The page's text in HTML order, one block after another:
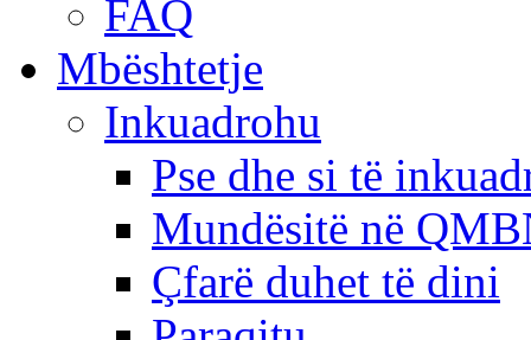
FAQ
Mbështetje
Inkuadrohu
Pse dhe si të
Mundësitë në
Çfarë duhet të dini